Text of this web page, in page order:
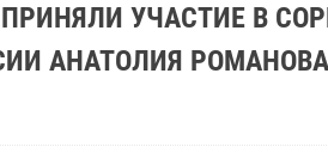
УЧАСТИЕ В
АНАТОЛИЯ РОМАНОВА